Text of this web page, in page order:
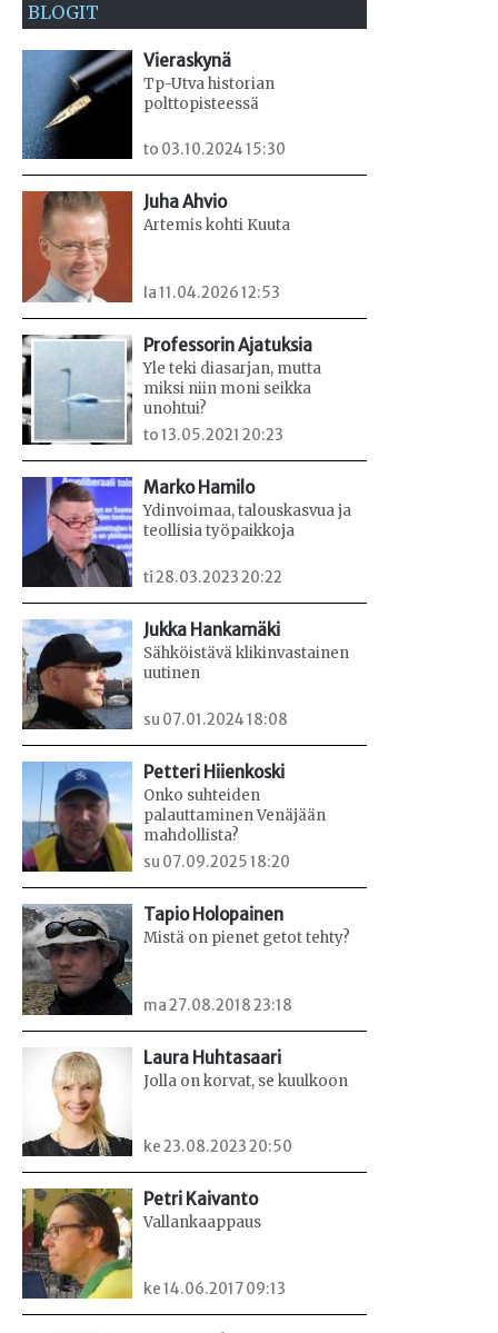
BLOGIT
Vieraskynä
Tp-Utva historian
polttopisteessä
to 03.10.2024 15:30
Juha Ahvio
Artemis kohti Kuuta
la 11.04.2026 12:53
Professorin Ajatuksia
Yle teki diasarjan, mutta
miksi niin moni seikka
unohtui?
to 13.05.2021 20:23
Marko Hamilo
Ydinvoimaa, talouskasvua ja
teollisia työpaikkoja
ti 28.03.2023 20:22
Jukka Hankamäki
Sähköistävä klikinvastainen
uutinen
su 07.01.2024 18:08
Petteri Hiienkoski
Onko suhteiden
palauttaminen Venäjään
mahdollista?
su 07.09.2025 18:20
Tapio Holopainen
Mistä on pienet getot tehty?
ma 27.08.2018 23:18
Laura Huhtasaari
Jolla on korvat, se kuulkoon
ke 23.08.2023 20:50
Petri Kaivanto
Vallankaappaus
ke 14.06.2017 09:13